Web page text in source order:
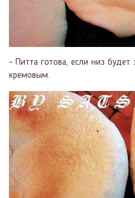
- Питта готова, если низ будет
кремовым.